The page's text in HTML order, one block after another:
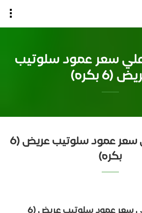
20% علي سعر عمود سلوتيب
(6 بكره)
خصم 20% علي سعر عمود سلوتيب عريض (6
بكره)
خصم 20% علي سعر عمود سلوتيب عريض (6